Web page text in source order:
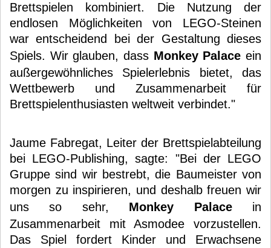
Brettspielen kombiniert. Die Nutzung der
endlosen Möglichkeiten von LEGO-Steinen
war entscheidend bei der Gestaltung dieses
Spiels. Wir glauben, dass Monkey Palaceein
außergewöhnliches Spielerlebnis bietet, das
Wettbewerb und Zusammenarbeit für
Brettspielenthusiasten weltweit verbindet."
Jaume Fabregat, Leiter der Brettspielabteilung
bei LEGO-Publishing, sagte: "Bei der LEGO
Gruppe sind wir bestrebt, die Baumeister von
morgen zu inspirieren, und deshalb freuen wir
uns so sehr, Monkey Palacein
Zusammenarbeit mit Asmodee vorzustellen.
Das Spiel fordert Kinder und Erwachsene